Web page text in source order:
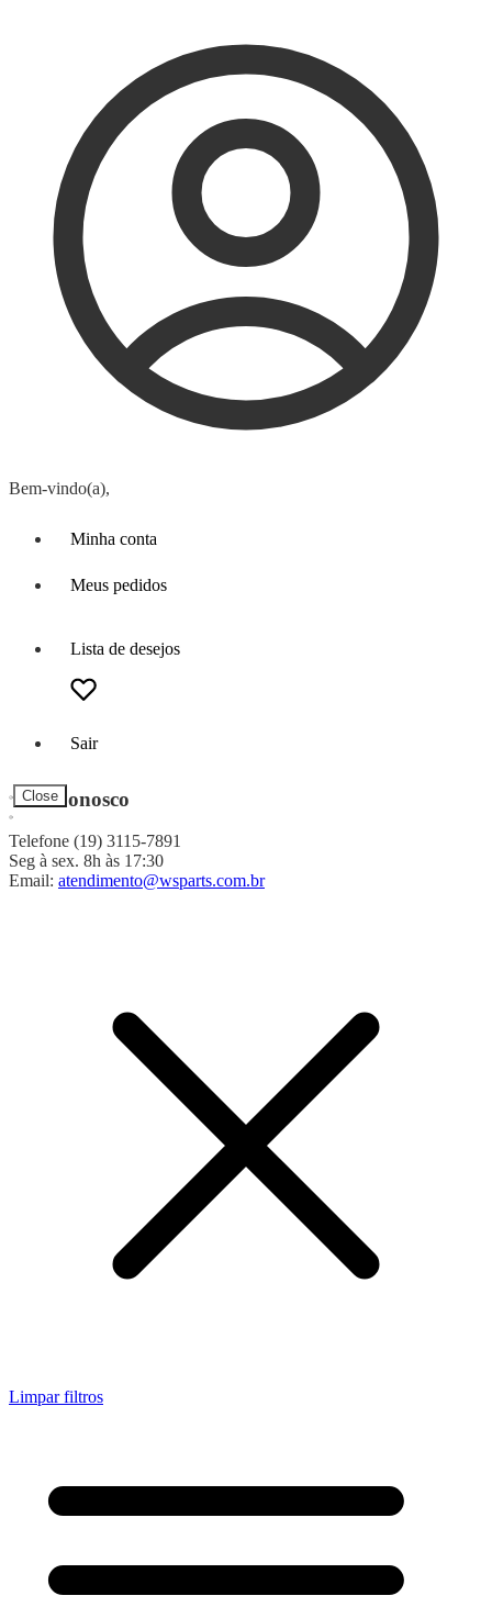
Bem-vindo(a),
Minha conta
Meus pedidos
Lista de desejos
Sair
Close
Fale Conosco
Telefone (19) 3115-7891
Seg à sex. 8h às 17:30
Email: atendimento@wsparts.com.br
Limpar filtros